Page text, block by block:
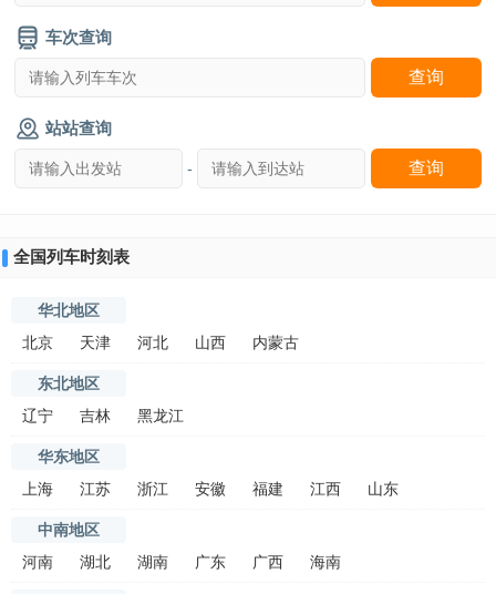
车次查询
站站查询
-
全国列车时刻表
华北地区
北京
天津 河北 山西 内蒙古
东北地区
辽宁
吉林 黑龙江
华东地区
上海
江苏 浙江 安徽 福建 江西 山东
中南地区
河南
湖北 湖南 广东 广西 海南